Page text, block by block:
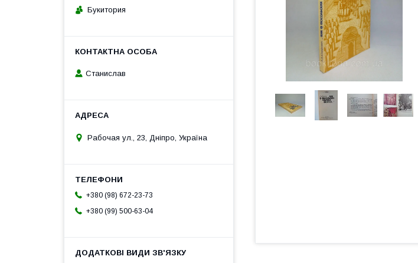
Букитория
Станислав
Рабочая ул., 23, Дніпро, Україна
+380 (98) 672-23-73
+380 (99) 500-63-04